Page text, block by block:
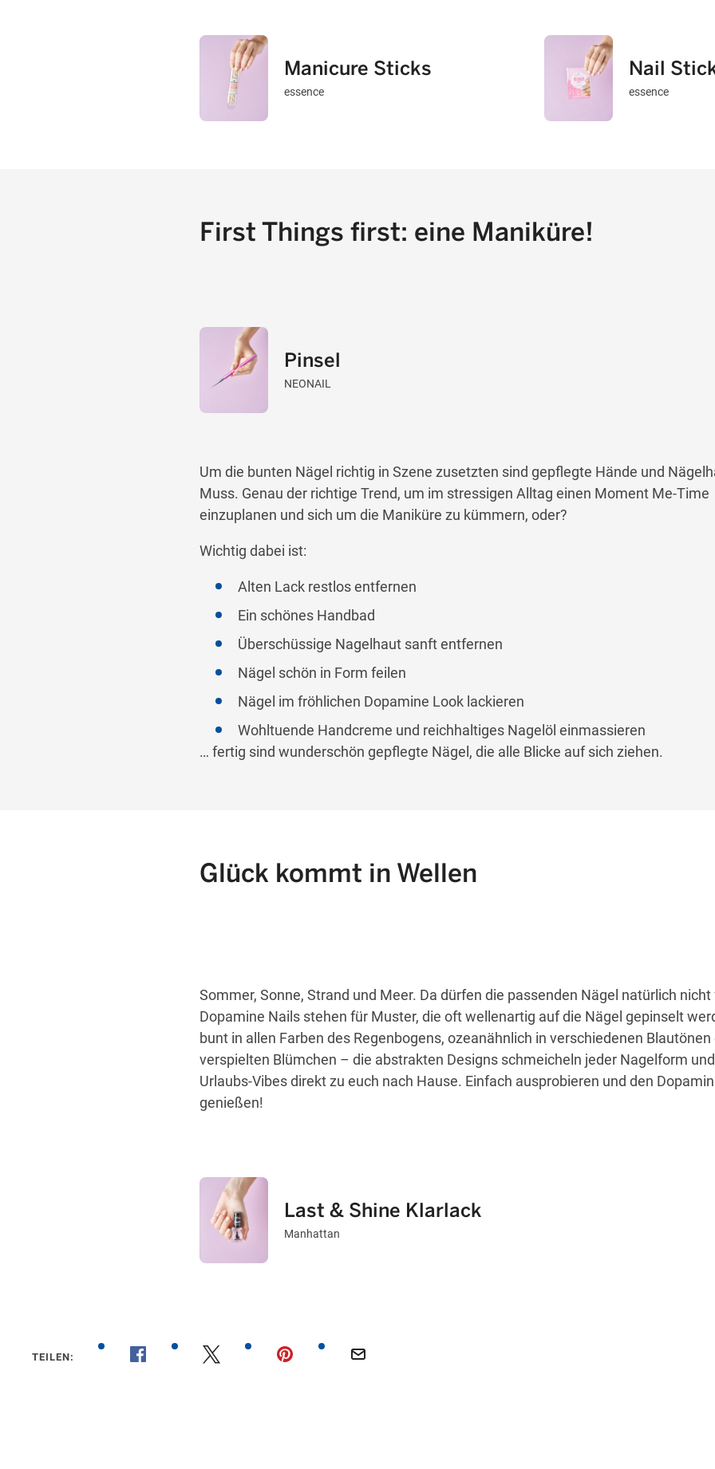
Manicure Sticks
essence
Nail
essence
First Things first: eine Maniküre!
Pinsel
NEONAIL
Um die bunten Nägel richtig in Szene zusetzten sind gepflegte Hände und
Muss. Genau der richtige Trend, um im stressigen Alltag einen Moment Me-Time
einzuplanen und sich um die Maniküre zu kümmern, oder?
Wichtig dabei ist:
Alten Lack restlos entfernen
Ein schönes Handbad
Überschüssige Nagelhaut sanft entfernen
Nägel schön in Form feilen
Nägel im fröhlichen Dopamine Look lackieren
Wohltuende Handcreme und reichhaltiges Nagelöl einmassieren
… fertig sind wunderschön gepflegte Nägel, die alle Blicke auf sich ziehen.
Glück kommt in Wellen
Sommer, Sonne, Strand und Meer. Da dürfen die passenden Nägel natürlich
Dopamine Nails stehen für Muster, die oft wellenartig auf die Nägel gepinselt
bunt in allen Farben des Regenbogens, ozeanähnlich in verschiedenen
verspielten Blümchen – die abstrakten Designs schmeicheln jeder Nagelform
Urlaubs-Vibes direkt zu euch nach Hause. Einfach ausprobieren und den
genießen!
Last & Shine Klarlack
Manhattan
TEILEN: